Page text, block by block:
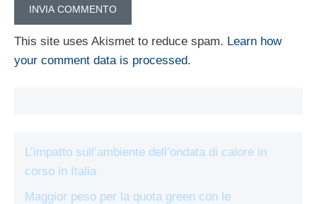
This site uses Akismet to reduce spam. Learn how
your comment data is processed.
L’impatto sull’ambiente dell’ondata di calore in
corso in Italia
Maggior peso per la quota green con le